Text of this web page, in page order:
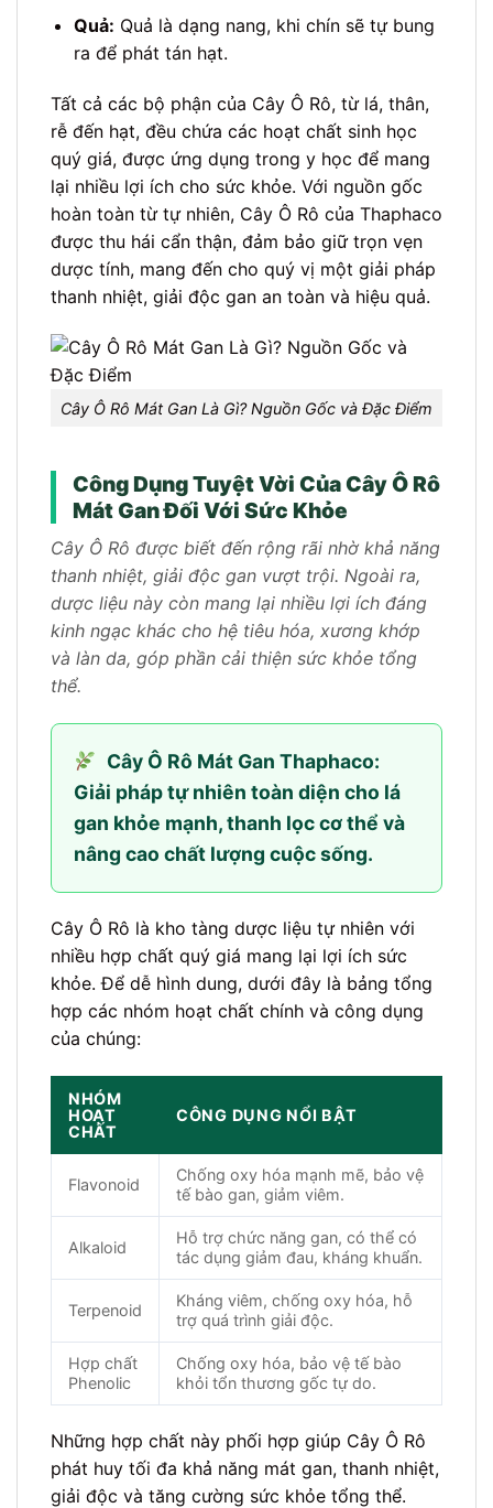
Quả: Quả là dạng nang, khi chín sẽ tự bung
ra để phát tán hạt.
Tất cả các bộ phận của Cây Ô Rô, từ lá, thân,
rễ đến hạt, đều chứa các hoạt chất sinh học
quý giá, được ứng dụng trong y học để mang
lại nhiều lợi ích cho sức khỏe. Với nguồn gốc
hoàn toàn từ tự nhiên, Cây Ô Rô của Thaphaco
được thu hái cẩn thận, đảm bảo giữ trọn vẹn
dược tính, mang đến cho quý vị một giải pháp
thanh nhiệt, giải độc gan an toàn và hiệu quả.
Cây Ô Rô Mát Gan Là Gì? Nguồn Gốc và Đặc Điểm
Công Dụng Tuyệt Vời Của Cây Ô Rô
Mát Gan Đối Với Sức Khỏe
Cây Ô Rô được biết đến rộng rãi nhờ khả năng
thanh nhiệt, giải độc gan vượt trội. Ngoài ra,
dược liệu này còn mang lại nhiều lợi ích đáng
kinh ngạc khác cho hệ tiêu hóa, xương khớp
và làn da, góp phần cải thiện sức khỏe tổng
thể.
Cây Ô Rô Mát Gan Thaphaco:
Giải pháp tự nhiên toàn diện cho lá
gan khỏe mạnh, thanh lọc cơ thể và
nâng cao chất lượng cuộc sống.
Cây Ô Rô là kho tàng dược liệu tự nhiên với
nhiều hợp chất quý giá mang lại lợi ích sức
khỏe. Để dễ hình dung, dưới đây là bảng tổng
hợp các nhóm hoạt chất chính và công dụng
của chúng:
NHÓM
HOẠT
CHẤT
CÔNG DỤNG NỔI BẬT
Flavonoid
Chống oxy hóa mạnh mẽ, bảo vệ
tế bào gan, giảm viêm.
Alkaloid
Hỗ trợ chức năng gan, có thể có
tác dụng giảm đau, kháng khuẩn.
Terpenoid
Kháng viêm, chống oxy hóa, hỗ
trợ quá trình giải độc.
Hợp chất
Phenolic
Chống oxy hóa, bảo vệ tế bào
khỏi tổn thương gốc tự do.
Những hợp chất này phối hợp giúp Cây Ô Rô
phát huy tối đa khả năng mát gan, thanh nhiệt,
giải độc và tăng cường sức khỏe tổng thể.